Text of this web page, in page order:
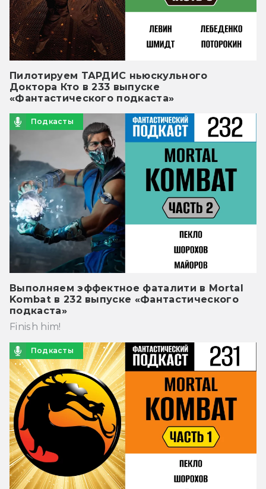
Пилотируем ТАРДИС ньюскульного
Доктора Кто в 233 выпуске
«Фантастического подкаста»
Подкасты
Выполняем эффектное фаталити в Mortal
Kombat в 232 выпуске «Фантастического
подкаста»
Finish him!
Подкасты